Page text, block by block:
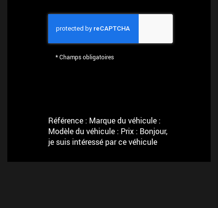
*Champs obligatoires
Référence : Marque du véhicule :
Modèle du véhicule : Prix : Bonjour,
je suis intéressé par ce véhicule